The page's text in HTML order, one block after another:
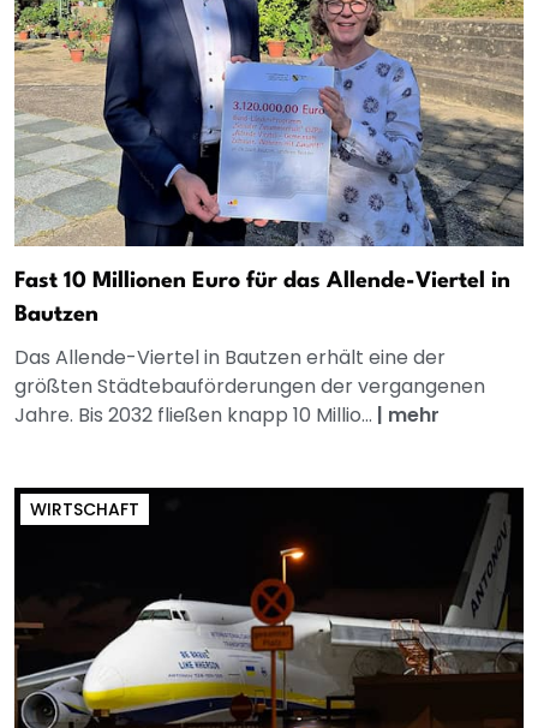
Fast 10 Millionen Euro für das Allende-Viertel in
Bautzen
Das Allende-Viertel in Bautzen erhält eine der
größten Städtebauförderungen der vergangenen
Jahre. Bis 2032 fließen knapp 10 Millio... | mehr
WIRTSCHAFT